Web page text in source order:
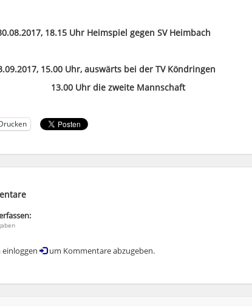
18.15 Uhr Heimspiel gegen SV Heimbach
15.00 Uhr, auswärts bei der TV Köndringen
die zweite Mannschaft
einloggen um Kommentare abzugeben.